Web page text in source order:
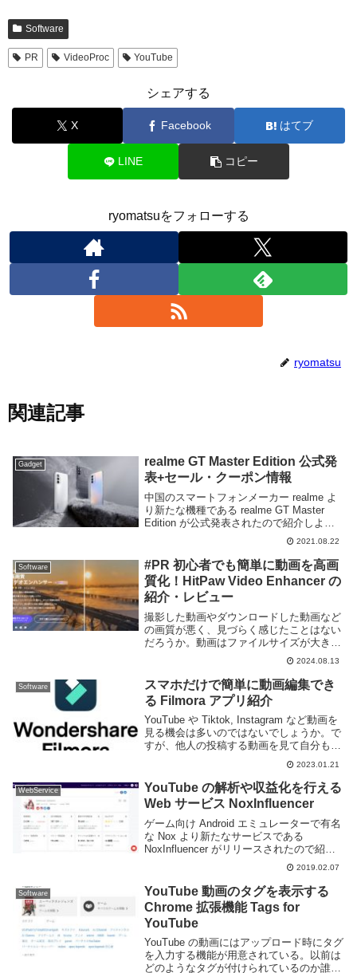
Software
PR VideoProc YouTube
シェアする
X Facebook はてブ
LINE コピー
ryomatsuをフォローする
ryomatsu
関連記事
Gadget
realme GT Master Edition 公式発
表+セール・クーポン情報
中国のスマートフォンメーカー realme よ
り新たな機種である realme GT Master
Edition が公式発表されたので紹介しよ
う。realme は日本ではあまり馴染みのな
いメーカーだが、元々は Oppo のサブブラ
ンドだっ...
2021.08.22
Software
#PR 初心者でも簡単に動画を高画
質化！HitPaw Video Enhancer の
紹介・レビュー
撮影した動画やダウンロードした動画など
の画質が悪く、見づらく感じたことはない
だろうか。動画はファイルサイズが大きく
なりがちなため、解像度や画質を落とした
状態で保存される場合もよくあると思う。
低画質な動画を高画質化するのであればオ
ススメのソフ...
2024.08.13
Software
スマホだけで簡単に動画編集でき
る Filmora アプリ紹介
YouTube や Tiktok, Instagram など動画を
見る機会は多いのではないでしょうか。で
すが、他人の投稿する動画を見て自分も動
画投稿してみたいけど、動画編集の方法が
わからない、なんだか難しそう、と感じて
る人もまた多いのではな...
2023.01.21
WebService
YouTube の解析や収益化を行える
Web サービス NoxInfluencer
ゲーム向け Android エミュレーターで有名
な Nox より新たなサービスである
NoxInfluencer がリリースされたので紹介
しよう。NoxInfluencer は YouTube の解析
ツールと収益化プログラムの2つを提供す
る...
2019.02.07
Software
YouTube 動画のタグを表示する
Chrome 拡張機能 Tags for
YouTube
YouTube の動画にはアップロード時にタグ
を入力する機能が用意されている。以前は
どのようなタグが付けられているのか誰で